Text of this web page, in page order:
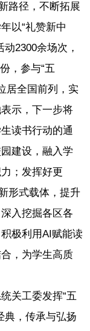
路径，不断拓展
以“礼赞新中
2300余场次，
，参与“五
居全国前列，实
示，下一步将
读书行动的通
建设，融入学
；发挥好更
形式载体，提升
入挖掘各区各
极利用AI赋能读
，为学生高质
关工委发挥“五
典，传承与弘扬